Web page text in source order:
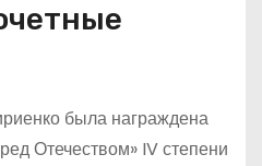
была награждена
Отечеством» IV степени